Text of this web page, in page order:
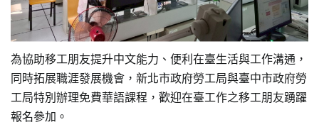
為協助移工朋友提升中文能力、便利在臺生活與工作溝通，
同時拓展職涯發展機會，新北市政府勞工局與臺中市政府勞
工局特別辦理免費華語課程，歡迎在臺工作之移工朋友踴躍
報名參加。